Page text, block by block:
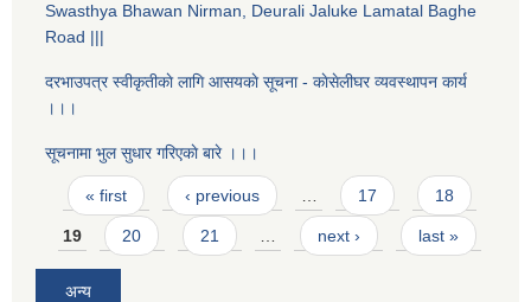
Swasthya Bhawan Nirman, Deurali Jaluke Lamatal Baghe
Road |||
दरभाउपत्र स्वीकृतीकाे लागि आसयकाे सूचना - काेसेलीघर व्यवस्थापन कार्य
।।।
सूचनामा भुल सुधार गरिएकाे बारे ।।।
Pages
« first ‹ previous … 17 18
19 20 21 … next › last »
अन्य